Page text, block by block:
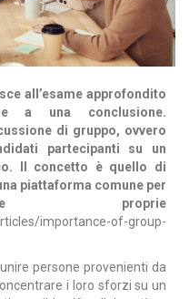
all’esame approfondito
a una conclusione.
di gruppo, ovvero
partecipanti su un
Il concetto è quello di
piattaforma comune per
le proprie
importance-of-group-
persone provenienti da
i loro sforzi su un